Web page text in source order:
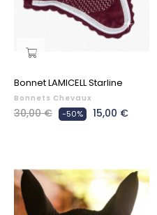
Bonnet LAMICELL Starline
Bonnets Chevaux
Prix
30,00 € -50% Prix
15,00 €